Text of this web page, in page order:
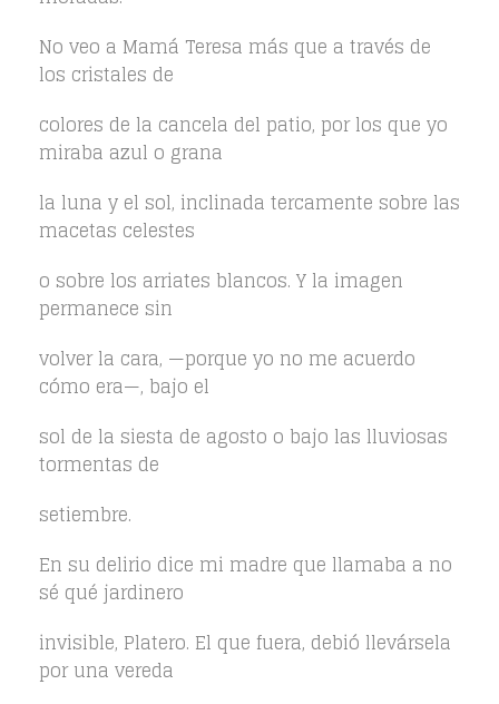
No veo a Mamá Teresa más que a través de
los cristales de
colores de la cancela del patio, por los que yo
miraba azul o grana
la luna y el sol, inclinada tercamente sobre las
macetas celestes
o sobre los arriates blancos. Y la imagen
permanece sin
volver la cara, —porque yo no me acuerdo
cómo era—, bajo el
sol de la siesta de agosto o bajo las lluviosas
tormentas de
setiembre.
En su delirio dice mi madre que llamaba a no
sé qué jardinero
invisible, Platero. El que fuera, debió llevársela
por una vereda